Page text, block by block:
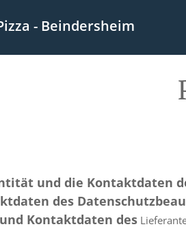
- Beindersheim
und die Kontaktdaten
des
Kontaktdaten des